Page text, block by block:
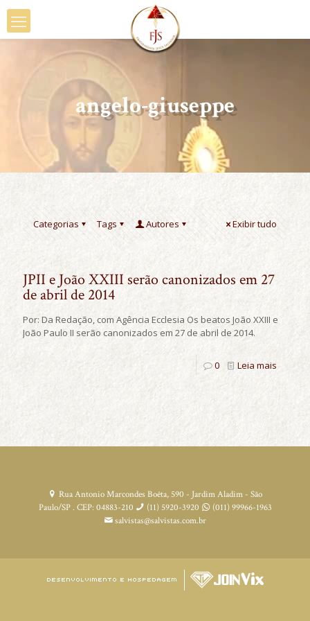
angelo-giuseppe
Categorias Tags Autores Exibir tudo
JPII e João XXIII serão canonizados em 27
de abril de 2014
Por: Da Redação, com Agência Ecclesia Os beatos João XXIII e
João Paulo II serão canonizados em 27 de abril de 2014.
0 Leia mais
Rua Antonio Marcondes Boêta, 590 - Jardim Aladim - São
Paulo/SP . CEP: 04883-210
(11) 5920-3920
(011) 99966-1963
salvistas@salvistas.com.br